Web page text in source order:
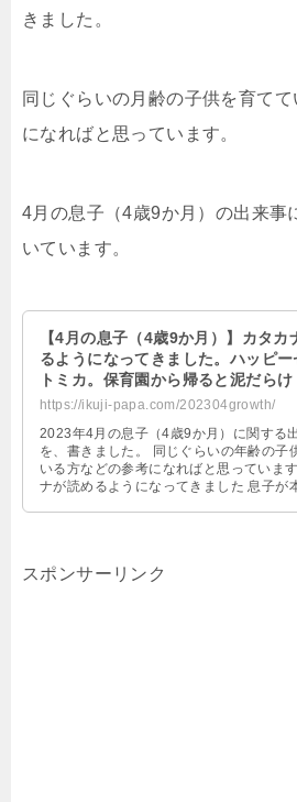
きました。
同じぐらいの月齢の子供を育て
になればと思っています。
4月の息子（4歳9か月）の出来事
いています。
【4月の息子（4歳9か月）】カタカ
るようになってきました。ハッピ
トミカ。保育園から帰ると泥だらけ
https://ikuji-papa.com/202304growth/
2023年4月の息子（4歳9か月）に関する
を、書きました。 同じぐらいの年齢の子
いる方などの参考になればと思っていま
ナが読めるようになってきました 息子が
スポンサーリンク